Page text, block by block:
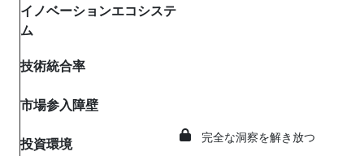
完全な洞察を解き放つ
イノベーションエコシステ
ム
技術統合率
市場参入障壁
投資環境